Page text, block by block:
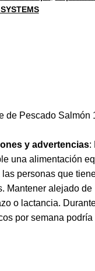
de Pescado Salmón
y advertencias:
una alimentación
las personas que
Mantener alejado
o lactancia.
por semana